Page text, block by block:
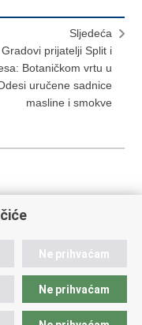
Sljedeća
Gradovi prijatelji Split i
Botaničkom vrtu u
uručene sadnice
masline i smokve
Ne prihvaćam
Ne prihvaćam